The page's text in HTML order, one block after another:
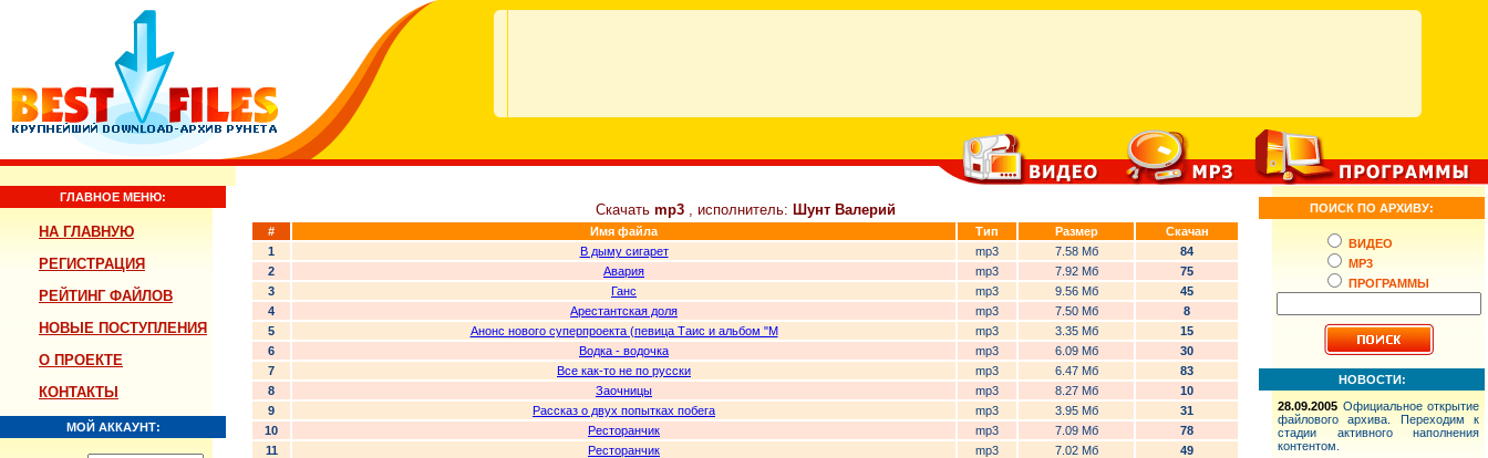
ГЛАВНОЕ МЕНЮ:
НА ГЛАВНУЮ
РЕГИСТРАЦИЯ
РЕЙТИНГ ФАЙЛОВ
НОВЫЕ ПОСТУПЛЕНИЯ
О ПРОЕКТЕ
КОНТАКТЫ
МОЙ АККАУНТ:
Скачать mp3, исполнитель: Шунт Валерий
# Имя файла Тип Размер
Скачан
1
В дыму сигарет mp3 7.58 Мб
84
2
Авария mp3 7.92 Мб
75
3
Ганс mp3 9.56 Мб
45
4
Арестантская доля mp3 7.50 Мб
8
5
Анонс нового суперпроекта (певица Таис и альбом "М mp3 3.35 Мб
15
6
Водка - водочка mp3 6.09 Мб
30
7
Все как-то не по русски mp3 6.47 Мб
83
8
Заочницы mp3 8.27 Мб
10
9
Рассказ о двух попытках побега mp3 3.95 Мб
31
10
Ресторанчик mp3 7.09 Мб
78
11
Ресторанчик mp3 7.02 Мб
49
ПОИСК ПО АРХИВУ:
ВИДЕО
MP3
ПРОГРАММЫ
НОВОСТИ:
28.09.2005 Официальное открытие
файлового архива. Переходим к
стадии активного наполнения
контентом.